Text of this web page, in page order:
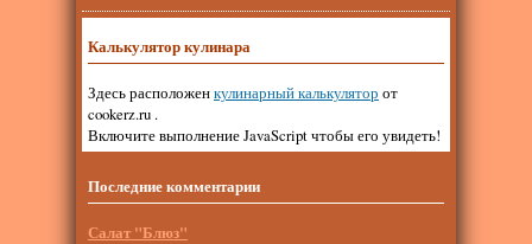
Калькулятор кулинара
Здесь расположенкулинарный калькулятор от
cookerz.ru .
Включите выполнение JavaScript чтобы его увидеть!
Последние комментарии
Салат "Блюз"